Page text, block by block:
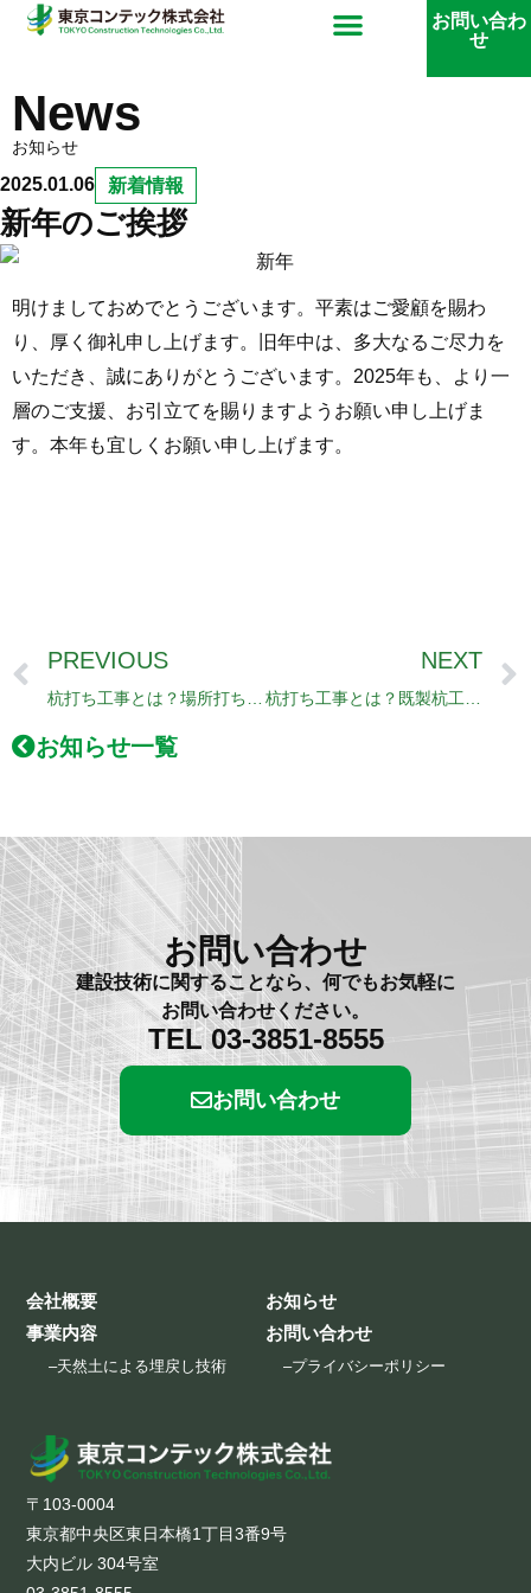
キ
ッ
プ
メ
お問い合わ
せ
News
お知らせ
2025.01.06 新着情報
新年のご挨拶
明けましておめでとうございます。平素はご愛顧を賜わ
り、厚く御礼申し上げます。旧年中は、多大なるご尽力を
いただき、誠にありがとうございます。2025年も、より一
層のご支援、お引立てを賜りますようお願い申し上げま
す。本年も宜しくお願い申し上げます。
Prev
PREVIOUS
杭打ち工事とは？場所打ち杭工法の種類
NEXT
杭打ち工事とは？既製杭工法の種類
お知らせ一覧
お問い合わせ
建設技術に関することなら、何でもお気軽に
お問い合わせください。
TEL 03-3851-8555
お問い合わせ
〒103-0004
東京都中央区東日本橋1丁目3番9号
大内ビル 304号室
会社概要
事業内容
–天然土による埋戻し技術
お知らせ
お問い合わせ
–プライバシーポリシー